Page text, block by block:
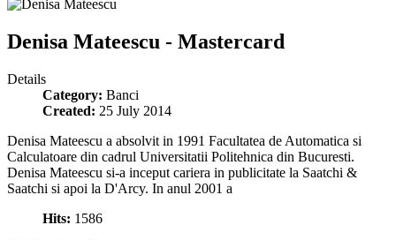
Denisa Mateescu - Mastercard
Details
Category: Banci
Created: 25 July 2014
Denisa Mateescu a absolvit in 1991 Facultatea de Automatica si
Calculatoare din cadrul Universitatii Politehnica din Bucuresti.
Denisa Mateescu si-a inceput cariera in publicitate la Saatchi &
Saatchi si apoi la D'Arcy. In anul 2001 a
Hits: 1586